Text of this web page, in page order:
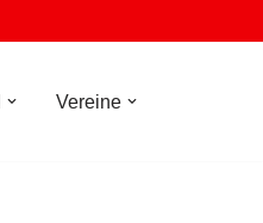
Vereine